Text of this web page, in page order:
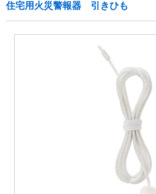
住宅用火災警報器 引きひも